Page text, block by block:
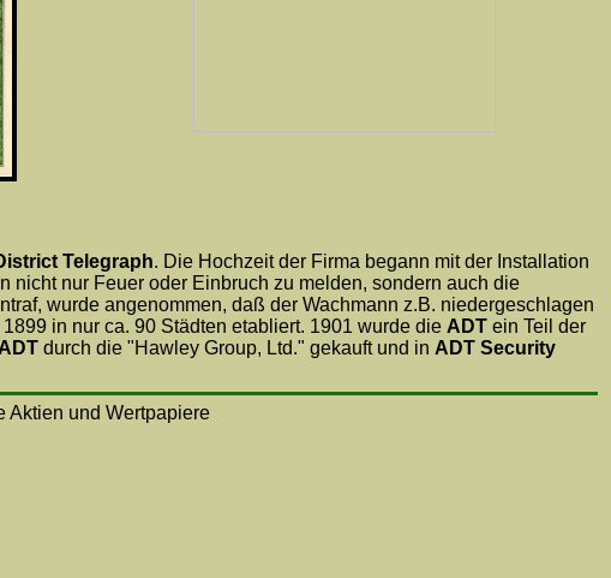
Telegraph. Die Hochzeit der Firma begann mit der Installation
nur Feuer oder Einbruch zu melden, sondern auch die
wurde angenommen, daß der Wachmann z.B. niedergeschlagen
in nur ca. 90 Städten etabliert. 1901 wurde die ADT ein Teil der
ADT durch die "Hawley Group, Ltd." gekauft und in ADT Security
Aktien und Wertpapiere